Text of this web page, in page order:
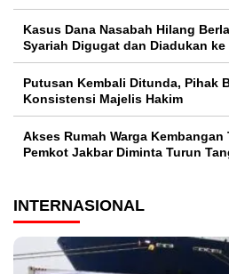
Kasus Dana Nasabah Hilang
Syariah Digugat dan Diadukan ke
Putusan Kembali Ditunda, Pihak
Konsistensi Majelis Hakim
Akses Rumah Warga
Pemkot Jakbar Diminta Turun
INTERNASIONAL